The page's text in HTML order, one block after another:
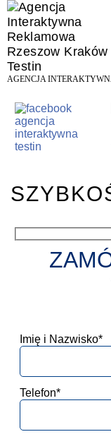
AGENCJA
Imię i Nazwisko*
Telefon*